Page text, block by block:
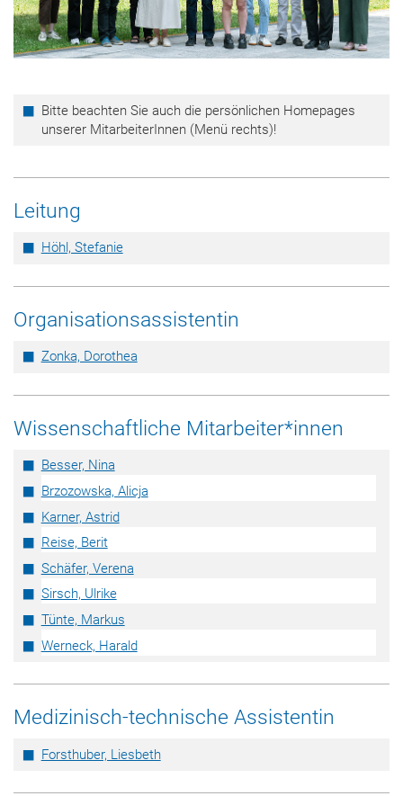
Bitte beachten Sie auch die persönlichen Homepages
unserer MitarbeiterInnen (Menü rechts)!
Leitung
Höhl, Stefanie
Organisationsassistentin
Zonka, Dorothea
Wissenschaftliche Mitarbeiter*innen
Besser, Nina
Brzozowska, Alicja
Karner, Astrid
Reise, Berit
Schäfer, Verena
Sirsch, Ulrike
Tünte, Markus
Werneck, Harald
Medizinisch-technische Assistentin
Forsthuber, Liesbeth